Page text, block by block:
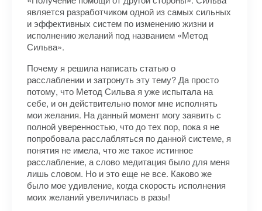
является разработчиком одной из самых сильных
и эффективных систем по изменению жизни и
исполнению желаний под названием «Метод
Сильва».
Почему я решила написать статью о
расслаблении и затронуть эту тему? Да просто
потому, что Метод Сильва я уже испытала на
себе, и он действительно помог мне исполнять
мои желания. На данный момент могу заявить с
полной уверенностью, что до тех пор, пока я не
попробовала расслабляться по данной системе, я
понятия не имела, что же такое истинное
расслабление, а слово медитация было для меня
лишь словом. Но и это еще не все. Каково же
было мое удивление, когда скорость исполнения
моих желаний увеличилась в разы!